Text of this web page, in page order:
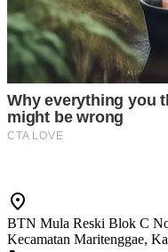
BTN Mula Reski Blok C
Kecamatan Maritenggae,